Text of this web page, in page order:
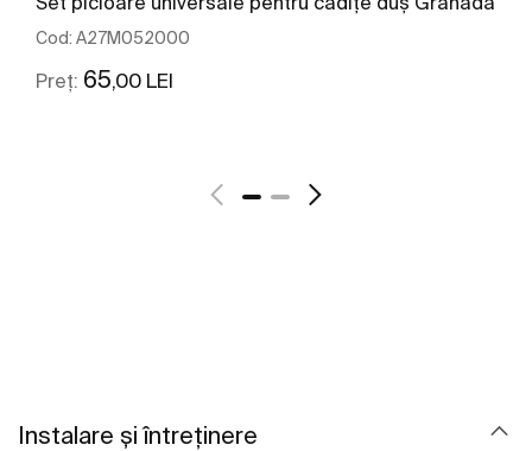
Cod: A27M052000
Preț: 65,00 LEI
Instalare și întreținere